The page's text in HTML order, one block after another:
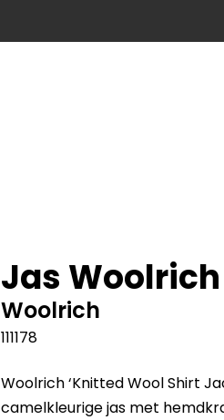
Jas
Woolrich
111178
Woolrich ‘Knitted Wool Shirt
camelkleurige jas met